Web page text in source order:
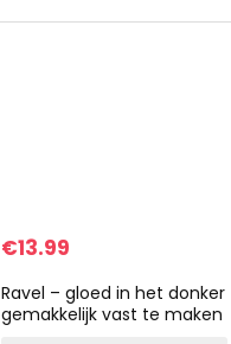
€13.99
Ravel – gloed in het donker
gemakkelijk vast te maken